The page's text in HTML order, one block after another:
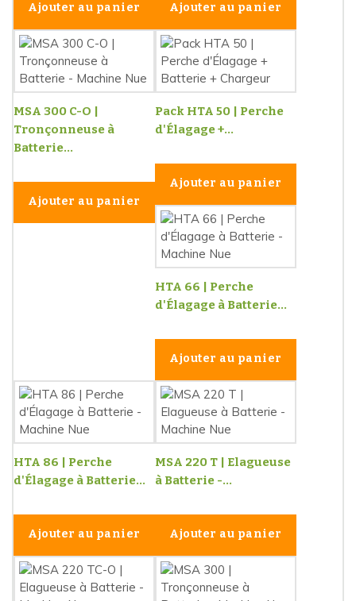
Ajouter au panier Ajouter au panier
MSA 300 C-O |
Tronçonneuse à
Batterie...
Ajouter au panier
Pack HTA 50 | Perche
d'Élagage +...
Ajouter au panier
HTA 66 | Perche
d'Élagage à Batterie...
Ajouter au panier
HTA 86 | Perche
d'Élagage à Batterie...
Ajouter au panier
MSA 220 T | Elagueuse
à Batterie -...
Ajouter au panier